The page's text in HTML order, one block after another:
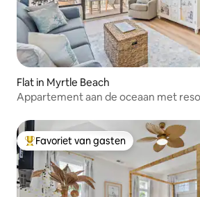
Flat in Myrtle Beach
Appartement aan de oceaan met
Topfavoriet van gasten
Favoriet van gasten